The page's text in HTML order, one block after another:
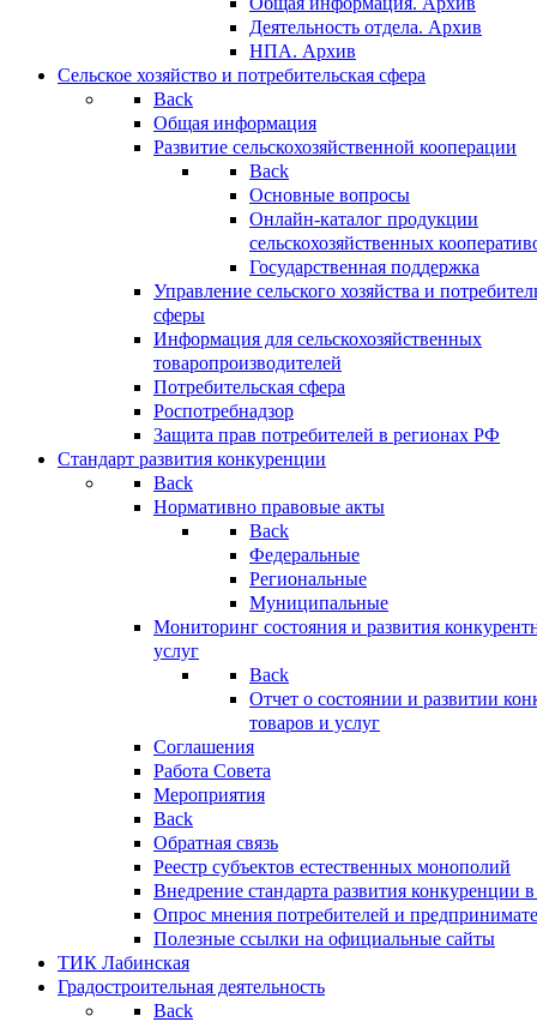
Деятельность отдела. Архив
НПА. Архив
Сельское хозяйство и потребительская сфера
Back
Общая информация
Развитие сельскохозяйственной кооперации
Back
Основные вопросы
Онлайн-каталог продукции
сельскохозяйственных
Государственная поддержка
Управление сельского хозяйства и
сферы
Информация для сельскохозяйственных
товаропроизводителей
Потребительская сфера
Роспотребнадзор
Защита прав потребителей в регионах РФ
Стандарт развития конкуренции
Back
Нормативно правовые акты
Back
Федеральные
Региональные
Муниципальные
Мониторинг состояния и развития
услуг
Back
Отчет о состоянии и развитии
товаров и услуг
Соглашения
Работа Совета
Мероприятия
Back
Обратная связь
Реестр субъектов естественных монополий
Внедрение стандарта развития конкуренции
Опрос мнения потребителей и
Полезные ссылки на официальные сайты
ТИК Лабинская
Градостроительная деятельность
Back